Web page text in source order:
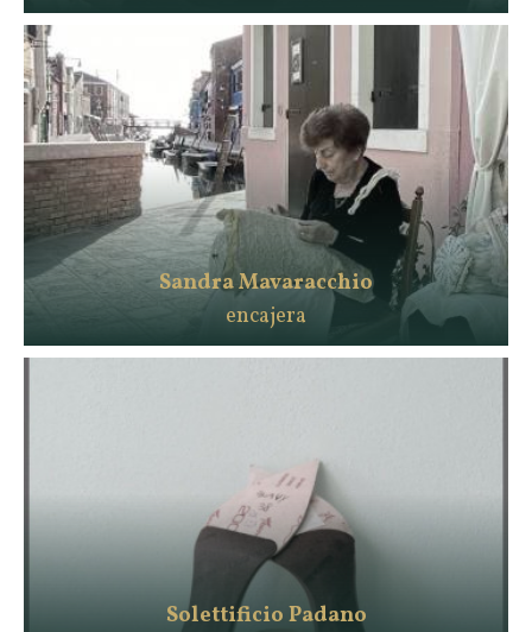
Sandra Mavaracchio
encajera
Solettificio Padano